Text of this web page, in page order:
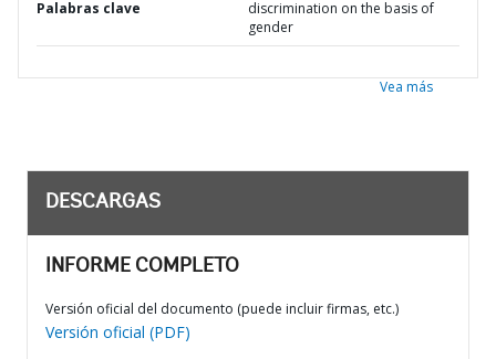
Palabras clave
discrimination on the basis of
gender
Vea más
DESCARGAS
INFORME COMPLETO
Versión oficial del documento (puede incluir firmas, etc.)
Versión oficial (PDF)